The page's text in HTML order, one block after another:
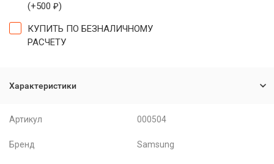
(+500 ₽)
КУПИТЬ ПО БЕЗНАЛИЧНОМУ
РАСЧЕТУ
Характеристики
Артикул 000504
Бренд Samsung